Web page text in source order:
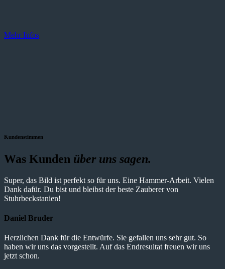
Mehr Infos
Kundenstimmen
Was Kunden über uns sagen.
Super, das Bild ist perfekt so für uns. Eine Hammer-Arbeit. Vielen
Dank dafür. Du bist und bleibst der beste Zauberer von
Stuhrbeckstanien!
Daniel Bruder
Herzlichen Dank für die Entwürfe. Sie gefallen uns sehr gut. So
haben wir uns das vorgestellt. Auf das Endresultat freuen wir uns
jetzt schon.